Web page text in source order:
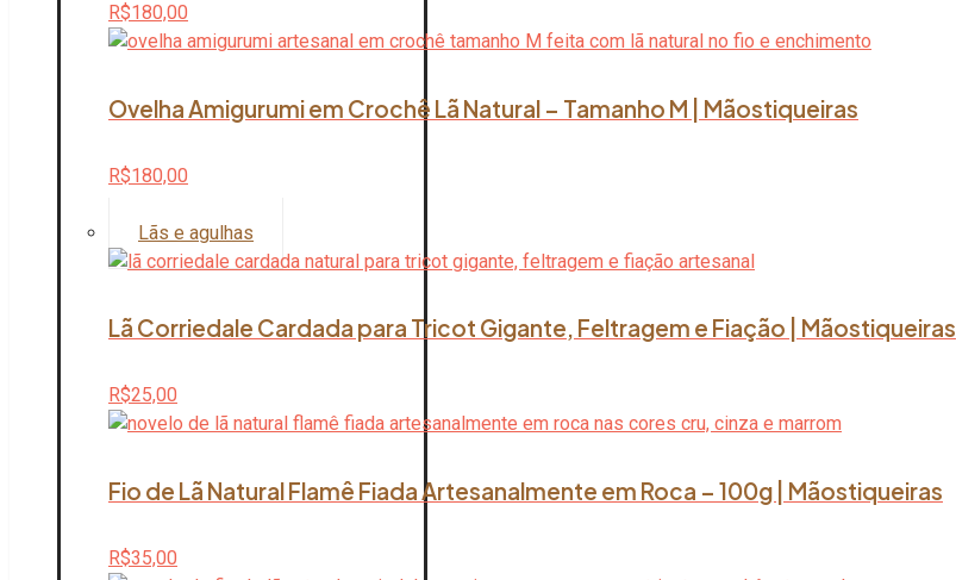
R$180,00
Ovelha Amigurumi em Crochê Lã Natural – Tamanho M | Mãostiqueiras
R$180,00
Lãs e agulhas
Lã Corriedale Cardada para Tricot Gigante, Feltragem e Fiação | Mãostiqueiras
R$25,00
Fio de Lã Natural Flamê Fiada Artesanalmente em Roca – 100g | Mãostiqueiras
R$35,00